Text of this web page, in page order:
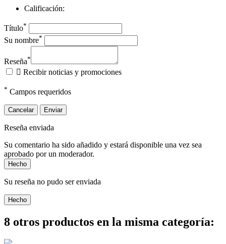
Calificación:
Título*
Su nombre*
Reseña*
 Recibir noticias y promociones
* Campos requeridos
Cancelar Enviar
Reseña enviada
Su comentario ha sido añadido y estará disponible una vez sea
aprobado por un moderador.
Hecho
Su reseña no pudo ser enviada
Hecho
8 otros productos en la misma categoría: